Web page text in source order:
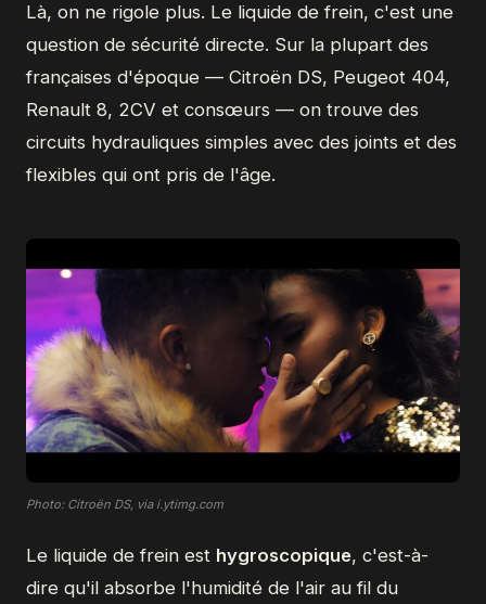
Là, on ne rigole plus. Le liquide de frein, c'est une
question de sécurité directe. Sur la plupart des
françaises d'époque — Citroën DS, Peugeot 404,
Renault 8, 2CV et consœurs — on trouve des
circuits hydrauliques simples avec des joints et des
flexibles qui ont pris de l'âge.
Photo: Citroën DS, via i.ytimg.com
Le liquide de frein est hygroscopique, c'est-à-
dire qu'il absorbe l'humidité de l'air au fil du